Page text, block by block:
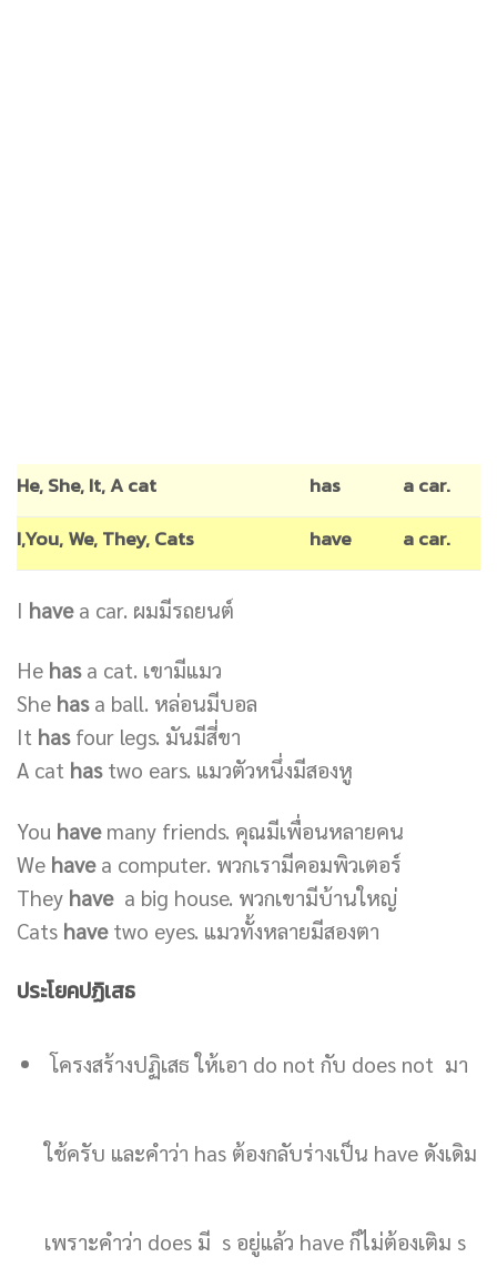
He, She, It, A cat has
a car.
I,You, We, They, Cats
have a car.
I havea car. ผมมีรถยนต์
He hasa cat. เขามีแมว
She hasa ball. หล่อนมีบอล
It hasfour legs. มันมีสี่ขา
A cat hastwo ears. แมวตัวหนึ่งมีสองหู
You havemany friends. คุณมีเพื่อนหลายคน
We havea computer. พวกเรามีคอมพิวเตอร์
They have a big house. พวกเขามีบ้านใหญ่
Cats havetwo eyes. แมวทั้งหลายมีสองตา
ประโยคปฏิเสธ
โครงสร้างปฏิเสธ ให้เอา do not กับ does not มา
ใช้ครับ และคำว่า has ต้องกลับร่างเป็น have ดังเดิม
เพราะคำว่า does มี s อยู่แล้ว have ก็ไม่ต้องเติม s